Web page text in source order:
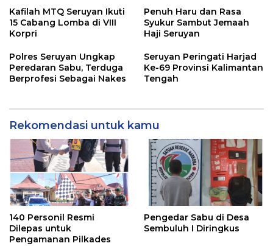
Kafilah MTQ Seruyan Ikuti
15 Cabang Lomba di VIII
Korpri
Penuh Haru dan Rasa
Syukur Sambut Jemaah
Haji Seruyan
Polres Seruyan Ungkap
Peredaran Sabu, Terduga
Berprofesi Sebagai Nakes
Seruyan Peringati Harjad
Ke-69 Provinsi Kalimantan
Tengah
Rekomendasi untuk kamu
140 Personil Resmi
Dilepas untuk
Pengamanan Pilkades
Pengedar Sabu di Desa
Sembuluh I Diringkus